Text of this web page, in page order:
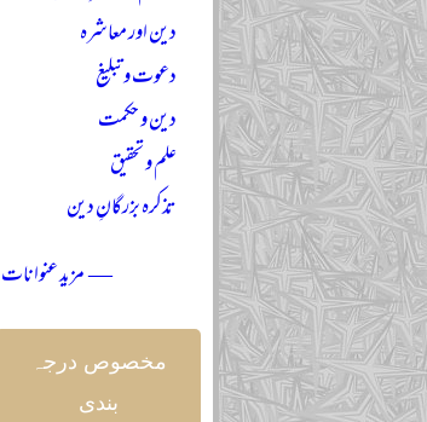
دین اور معاشرہ
دعوت و تبلیغ
دین و حکمت
علم و تحقیق
تذکرہ بزرگانِ دین
— مزید عنوانات
مخصوص درجہ
بندی